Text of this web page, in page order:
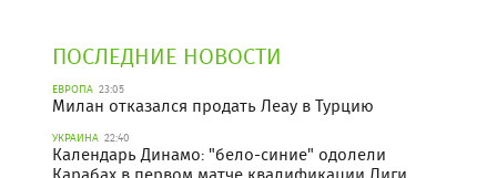
ПОСЛЕДНИЕ НОВОСТИ
ЕВРОПА 23:05
Милан отказался продать Леау в Турцию
УКРАИНА 22:40
Календарь Динамо: "бело-синие" одолели